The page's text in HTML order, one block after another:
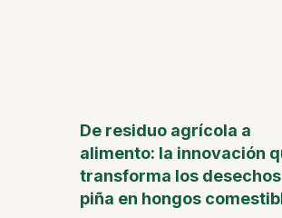
De residuo agrícola a
alimento: la innovación
transforma los
piña en hongos